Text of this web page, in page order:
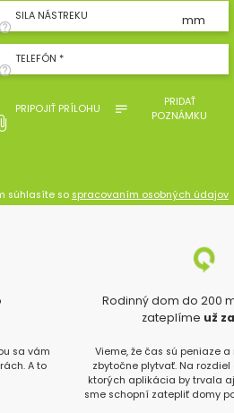
SILA NÁSTREKU mm
TELEFÓN *
PRIPOJIŤ PRÍLOHU
PRIDAŤ
POZNÁMKU
súhlasíte so spracovaním osobných údajov
sa vám
A to
Rodinný dom do 200
zateplíme už
Vieme, že čas sú peniaze
zbytočne plytvať. Na
ktorých aplikácia by trvala
sme schopní zatepliť domy